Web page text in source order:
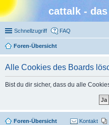
cattalk -
Schnellzugriff FAQ
Foren-Übersicht
Alle Cookies des Boards
Bist du dir sicher, dass du alle
Foren-Übersicht Kontakt